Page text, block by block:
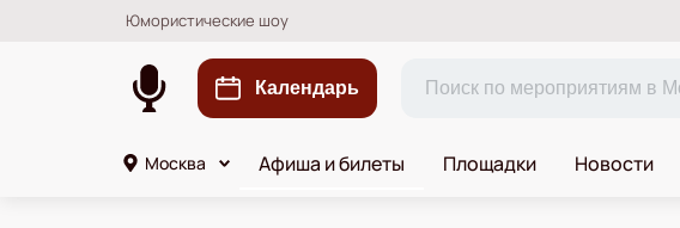
Юмористические шоу
Календарь
Москва Афиша и билеты Площадки Новости